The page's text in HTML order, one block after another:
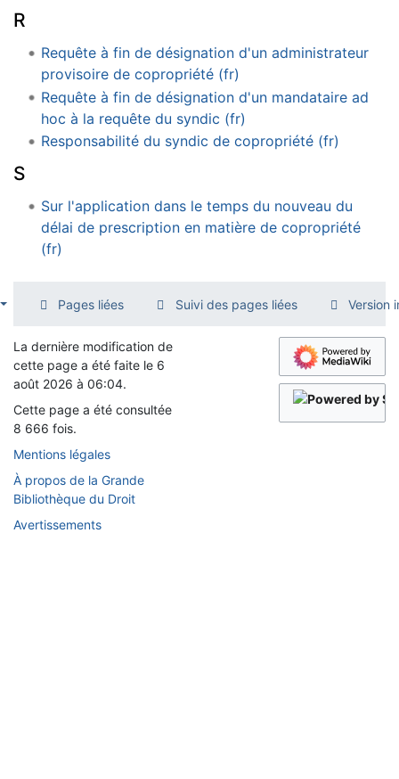
R
Requête à fin de désignation d'un administrateur
provisoire de copropriété (fr)
Requête à fin de désignation d'un mandataire ad
hoc à la requête du syndic (fr)
Responsabilité du syndic de copropriété (fr)
S
Sur l'application dans le temps du nouveau du
délai de prescription en matière de copropriété
(fr)
Pages liées Suivi des pages liées Version
La dernière modification de
cette page a été faite le 6
août 2026 à 06:04.
Cette page a été consultée
8 666 fois.
Mentions légales
À propos de la Grande
Bibliothèque du Droit
Avertissements